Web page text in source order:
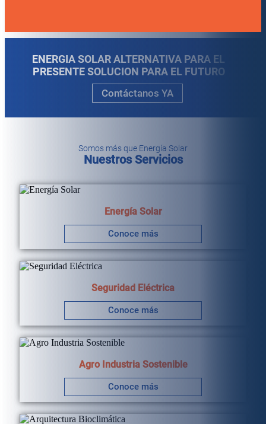
ENERGIA SOLAR ALTERNATIVA PARA EL
PRESENTE SOLUCION PARA EL FUTURO
Contáctanos YA
Somos más que Energía Solar
Nuestros Servicios
Energía Solar
Conoce más
Seguridad Eléctrica
Conoce más
Agro Industria Sostenible
Conoce más